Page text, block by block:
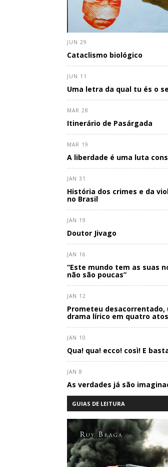
JUN 29
Cataclismo biológico
JUN 11
Uma letra da qual tu és o
MAR 28
Itinerário de Pasárgada
MAR 19
A liberdade é uma luta
JAN 31
História dos crimes e da
no Brasil
JAN 19
Doutor Jivago
JAN 16
“Este mundo tem as suas
não são poucas”
JAN 12
Prometeu desacorrentado,
drama lírico em quatro atos
JAN 10
Qua! qua! ecco! così! E
JAN 8
As verdades já são
GUIAS DE LEITURA